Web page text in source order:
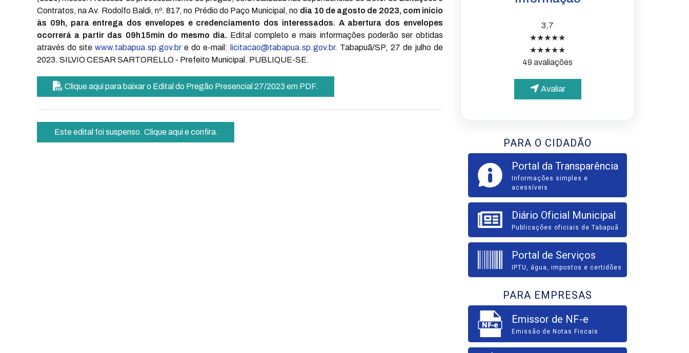
Contratos, na Av. Rodolfo Baldi, nº. 817, no Prédio do Paço Municipal, no dia 10 de agosto de 2023, com início
às 09h, para entrega dos envelopes e credenciamento dos interessados. A abertura dos envelopes
ocorrerá a partir das 09h15min do mesmo dia. Edital completo e mais informações poderão ser obtidas
através do site www.tabapua.sp.gov.br e do e-mail: licitacao@tabapua.sp.gov.br. Tabapuã/SP, 27 de julho de
2023. SILVIO CESAR SARTORELLO - Prefeito Municipal. PUBLIQUE-SE.
Clique aqui para baixar o Edital do Pregão Presencial 27/2023 em PDF.
Este edital foi suspenso. Clique aqui e confira.
3,7
★★★★★
★★★★★
49 avaliações
Avaliar
PARA O CIDADÃO
Portal da Transparência
Informações simples e
acessíveis
Diário Oficial Municipal
Publicações oficiais de Tabapuã
Portal de Serviços
IPTU, água, impostos e certidões
PARA EMPRESAS
Emissor de NF-e
Emissão de Notas Fiscais